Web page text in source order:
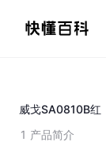
威戈SA0810B红
1 产品简介